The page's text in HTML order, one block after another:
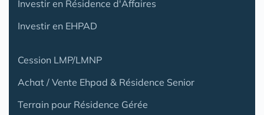
Investir en Résidence d'Affaires
Investir en EHPAD
Cession LMP/LMNP
Achat / Vente Ehpad & Résidence Senior
Terrain pour Résidence Gérée